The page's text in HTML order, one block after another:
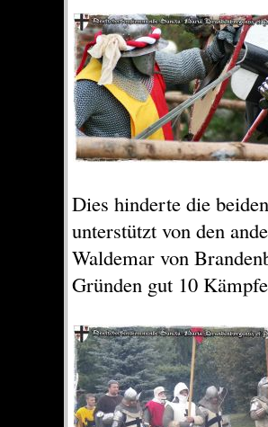
Dies hinderte die
unterstützt von den
Waldemar von
Gründen gut 10